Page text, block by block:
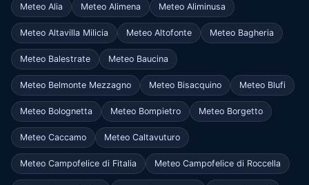
Meteo Alia Meteo Alimena Meteo Aliminusa
Meteo Altavilla Milicia Meteo Altofonte Meteo Bagheria
Meteo Balestrate Meteo Baucina
Meteo Belmonte Mezzagno Meteo Bisacquino Meteo Blufi
Meteo Bolognetta Meteo Bompietro Meteo Borgetto
Meteo Caccamo Meteo Caltavuturo
Meteo Campofelice di Fitalia Meteo Campofelice di Roccella